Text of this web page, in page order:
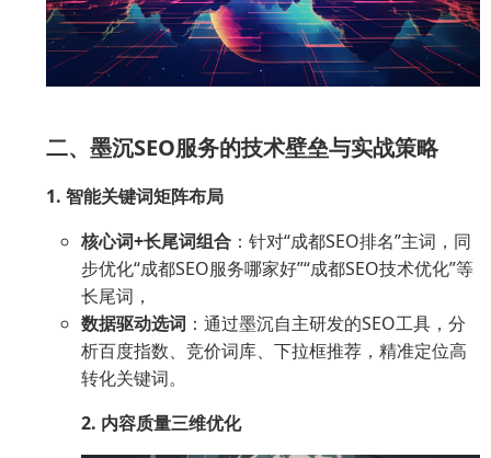
二、墨沉SEO服务的技术壁垒与实战策略
1. 智能关键词矩阵布局
核心词+长尾词组合 ：针对“成都SEO排名”主词，同
步优化“成都SEO服务哪家好”“成都SEO技术优化”等
长尾词，
数据驱动选词 ：通过墨沉自主研发的SEO工具，分
析百度指数、竞价词库、下拉框推荐，精准定位高
转化关键词。
2. 内容质量三维优化